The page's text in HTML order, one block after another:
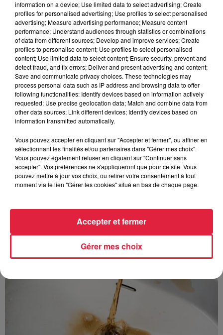
6 août 2026
Tags antisémites à Strasbourg :
Catherine Trautmann réagit
6 août 2026
Au zoo de Mulhouse : rencontre
information on a device; Use limited data to select advertising; Create
profiles for personalised advertising; Use profiles to select personalised
advertising; Measure advertising performance; Measure content
performance; Understand audiences through statistics or combinations
of data from different sources; Develop and improve services; Create
profiles to personalise content; Use profiles to select personalised
content; Use limited data to select content; Ensure security, prevent and
detect fraud, and fix errors; Deliver and present advertising and content;
Save and communicate privacy choices. These technologies may
process personal data such as IP address and browsing data to offer
following functionalities: Identify devices based on information actively
requested; Use precise geolocation data; Match and combine data from
other data sources; Link different devices; Identify devices based on
information transmitted automatically.
Vous pouvez accepter en cliquant sur "Accepter et fermer", ou affiner en
sélectionnant les finalités et/ou partenaires dans "Gérer mes choix".
Vous pouvez également refuser en cliquant sur "Continuer sans
accepter". Vos préférences ne s'appliqueront que pour ce site. Vous
pouvez mettre à jour vos choix, ou retirer votre consentement à tout
moment via le lien "Gérer les cookies" situé en bas de chaque page.
Gérer mes choix
Accepter et fermer